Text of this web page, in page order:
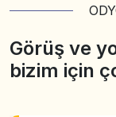
Görüş ve
bizim için